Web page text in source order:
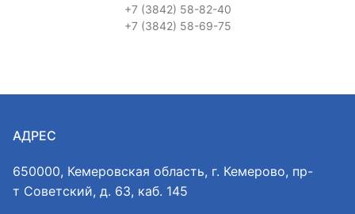
+7 (3842) 58-82-40
+7 (3842) 58-69-75
АДРЕС
650000, Кемеровская область, г. Кемерово, пр-
т Советский, д. 63, каб. 145